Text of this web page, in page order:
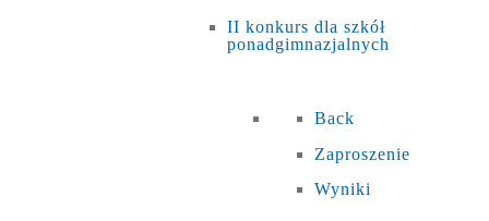
II konkurs dla szkół
ponadgimnazjalnych
Back
Zaproszenie
Wyniki